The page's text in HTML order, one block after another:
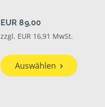
EUR 89,00
zzgl. EUR 16,91 MwSt.
Auswählen